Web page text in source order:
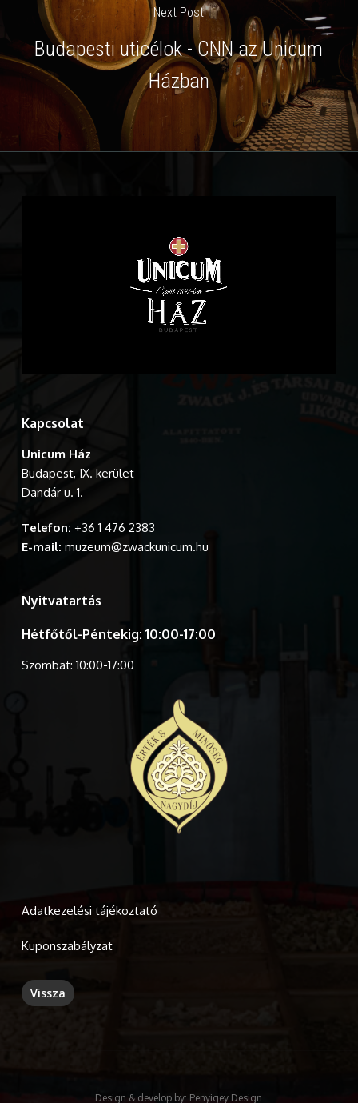
Next Post
Budapesti uticélok - CNN az Unicum
Házban
Kapcsolat
Unicum Ház
Budapest, IX. kerület
Dandár u. 1.
Telefon: +36 1 476 2383
E-mail: muzeum@zwackunicum.hu
Nyitvatartás
Hétfőtől-Péntekig: 10:00-17:00
Szombat: 10:00-17:00
Adatkezelési tájékoztató
Kuponszabályzat
Design & develop by: Penyigey Design